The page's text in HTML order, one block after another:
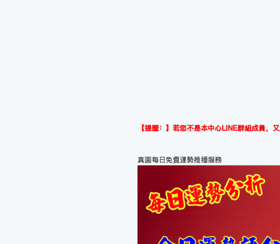
【提醒：】若您不是本中心LINE群組成員，
真圓每日免費運勢推播服務